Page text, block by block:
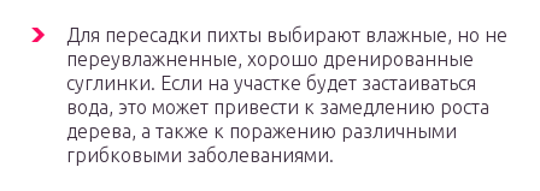
Для пересадки пихты выбирают влажные, но не
переувлажненные, хорошо дренированные
суглинки. Если на участке будет застаиваться
вода, это может привести к замедлению роста
дерева, а также к поражению различными
грибковыми заболеваниями.